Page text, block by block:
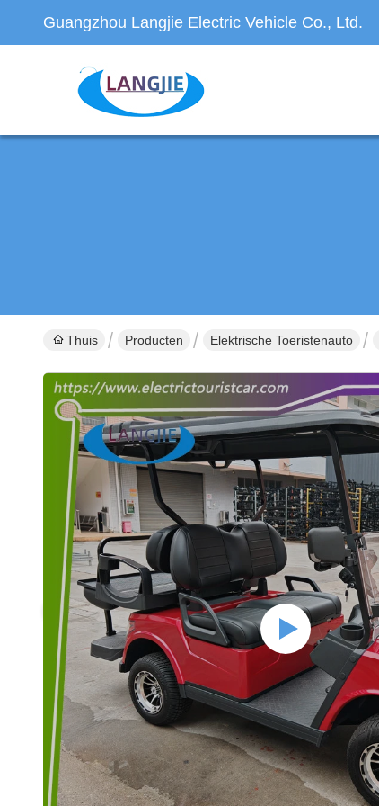
Guangzhou Langjie Electric Vehicle Co., Ltd.
Thuis Producten Elektrische Toeristenauto